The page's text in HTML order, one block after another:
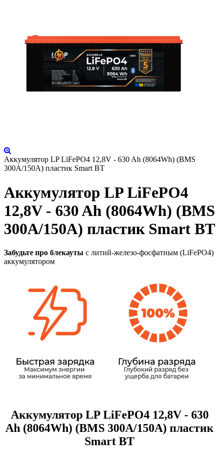
Аккумулятор LP LiFePO4 12,8V - 630 Ah (8064Wh) (BMS
300A/150А) пластик Smart BT
Аккумулятор LP LiFePO4
12,8V - 630 Ah (8064Wh) (BMS
300A/150А) пластик Smart BT
Забудьте про блекауты с литий-железо-фосфатным (LiFePO4)
аккумулятором
Аккумулятор LP LiFePO4 12,8V - 630
Ah (8064Wh) (BMS 300A/150А) пластик
Smart BT